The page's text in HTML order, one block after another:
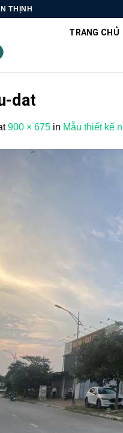
THỊNH
TRANG CHỦ
dat
900 × 675 in Mẫu thiết kế